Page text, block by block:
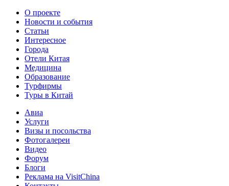
О проекте
Новости и события
Статьи
Интересное
Города
Отели Китая
Медицина
Образование
Турфирмы
Туры в Китай
Авиа
Услуги
Визы и посольства
Фотогалереи
Видео
Форум
Блоги
Реклама на VisitChina